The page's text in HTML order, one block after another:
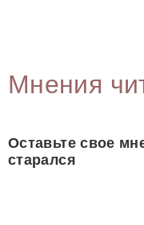
Мнения
Оставьте свое
старался